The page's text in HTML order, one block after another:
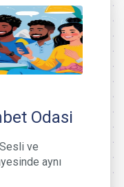
Odasi
ve
aynı